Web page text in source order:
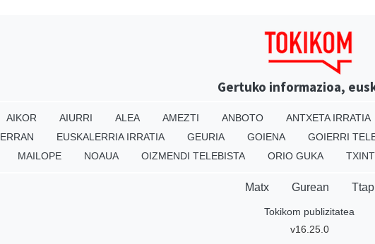
Gertuko informazioa,
AIKOR AIURRI ALEA AMEZTI ANBOTO ANTXETA IRRATIA
ERRAN EUSKALERRIA IRRATIA GEURIA GOIENA GOIERRI
MAILOPE NOAUA OIZMENDI TELEBISTA ORIO GUKA
Matx Gurean Ttap
Tokikom publizitatea
v16.25.0